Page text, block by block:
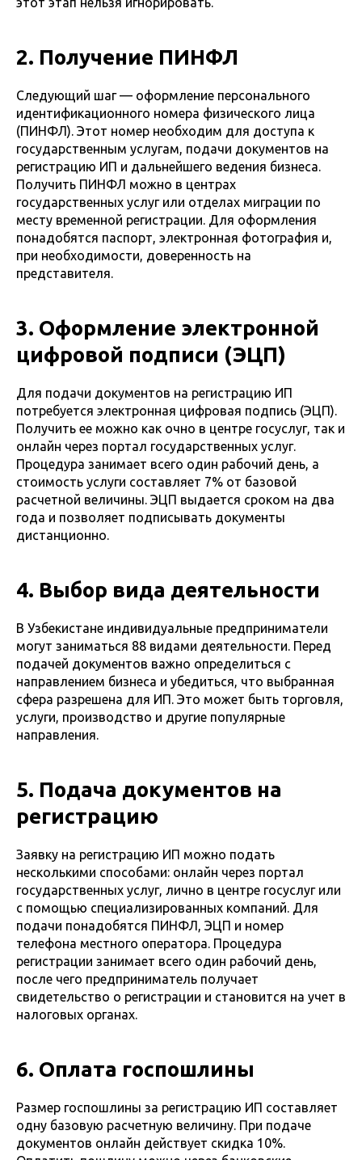
2. Получение ПИНФЛ
Следующий шаг — оформление персонального
идентификационного номера физического лица
(ПИНФЛ). Этот номер необходим для доступа к
государственным услугам, подачи документов на
регистрацию ИП и дальнейшего ведения бизнеса.
Получить ПИНФЛ можно в центрах
государственных услуг или отделах миграции по
месту временной регистрации. Для оформления
понадобятся паспорт, электронная фотография и,
при необходимости, доверенность на
представителя.
3. Оформление электронной
цифровой подписи (ЭЦП)
Для подачи документов на регистрацию ИП
потребуется электронная цифровая подпись (ЭЦП).
Получить ее можно как очно в центре госуслуг, так и
онлайн через портал государственных услуг.
Процедура занимает всего один рабочий день, а
стоимость услуги составляет 7% от базовой
расчетной величины. ЭЦП выдается сроком на два
года и позволяет подписывать документы
дистанционно.
4. Выбор вида деятельности
В Узбекистане индивидуальные предприниматели
могут заниматься 88 видами деятельности. Перед
подачей документов важно определиться с
направлением бизнеса и убедиться, что выбранная
сфера разрешена для ИП. Это может быть торговля,
услуги, производство и другие популярные
направления.
5. Подача документов на
регистрацию
Заявку на регистрацию ИП можно подать
несколькими способами: онлайн через портал
государственных услуг, лично в центре госуслуг или
с помощью специализированных компаний. Для
подачи понадобятся ПИНФЛ, ЭЦП и номер
телефона местного оператора. Процедура
регистрации занимает всего один рабочий день,
после чего предприниматель получает
свидетельство о регистрации и становится на учет в
налоговых органах.
6. Оплата госпошлины
Размер госпошлины за регистрацию ИП составляет
одну базовую расчетную величину. При подаче
документов онлайн действует скидка 10%.